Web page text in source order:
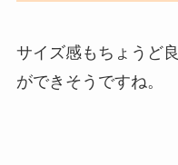
サイズ感もちょうど
ができそうですね。